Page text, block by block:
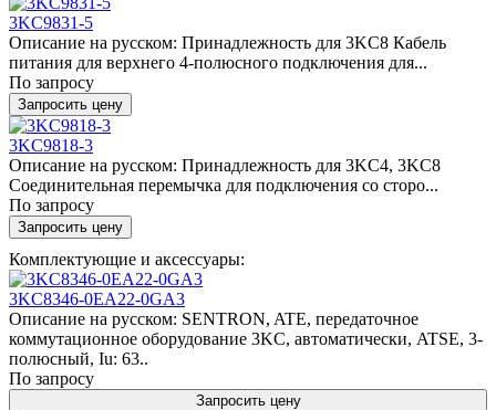
3KC9831-5
Описание на русском: Принадлежность для 3KC8 Кабель
питания для верхнего 4-полюсного подключения для...
По запросу
Запросить цену
3KC9818-3
Описание на русском: Принадлежность для 3KC4, 3KC8
Соединительная перемычка для подключения со сторо...
По запросу
Запросить цену
Комплектующие и аксессуары:
3KC8346-0EA22-0GA3
Описание на русском: SENTRON, ATE, передаточное
коммутационное оборудование 3KC, автоматически, ATSE, 3-
полюсный, Iu: 63..
По запросу
Запросить цену